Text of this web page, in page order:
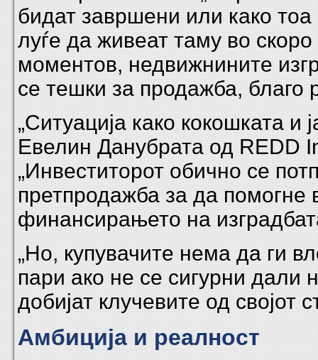
бидат завршени или како тоа
луѓе да живеат таму во
моментов, недвижнините
се тешки за продажба, благо
„Ситуација како кокошката и
Евелин Данубрата од REDD
„Инвеститорот обично се
претпродажба за да помогне
финансирањето на
„Но, купувачите нема да ги
пари ако не се сигурни дали
добијат клучевите од својот
Амбиција и реалност